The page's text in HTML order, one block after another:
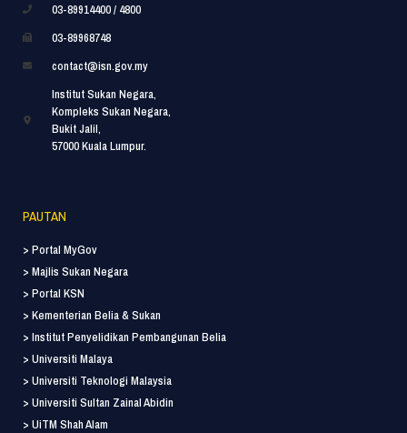
03-89914400 / 4800
03-89968748
contact@isn.gov.my
Institut Sukan Negara,
Kompleks Sukan Negara,
Bukit Jalil,
57000 Kuala Lumpur.
PAUTAN
> Portal MyGov
> Majlis Sukan Negara
> Portal KSN
> Kementerian Belia & Sukan
> Institut Penyelidikan Pembangunan Belia
> Universiti Malaya
> Universiti Teknologi Malaysia
> Universiti Sultan Zainal Abidin
> UiTM Shah Alam